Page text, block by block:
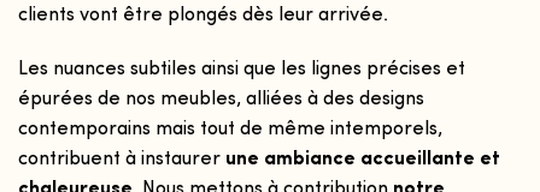
clients vont être plongés dès leur arrivée.
Les nuances subtiles ainsi que les lignes précises et
épurées de nos meubles, alliées à des designs
contemporains mais tout de même intemporels,
contribuent à instaurer une ambiance accueillante et